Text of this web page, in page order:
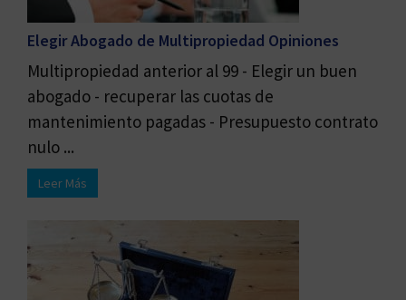
Elegir Abogado de Multipropiedad Opiniones
Multipropiedad anterior al 99 - Elegir un buen
abogado - recuperar las cuotas de
mantenimiento pagadas - Presupuesto contrato
nulo ...
Leer Más